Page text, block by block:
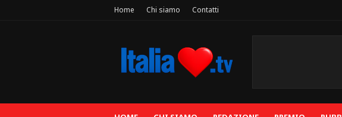
Home Chi siamo Contatti